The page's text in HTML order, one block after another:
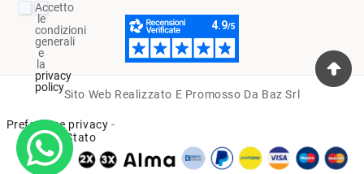
Accetto
le
condizioni
generali
e
la
privacy
policy
Sito Web Realizzato E Promosso Da Baz Srl
Preferenze privacy -
Aiuti di Stato